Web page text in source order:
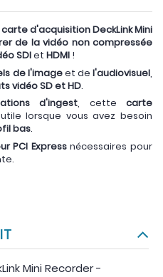
carte d'acquisition DeckLink Mini
de la vidéo non compressée
SDIet HDMI !
de l'imageet de l'audiovisuel
vidéo SD et HD.
d'ingest, cettecarte
lorsque vous avez besoin
bas.
PCI Expressnécessaires pour
Mini Recorder -